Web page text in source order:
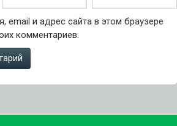
email и адрес сайта в этом браузере
комментариев.